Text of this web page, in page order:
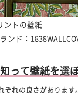
ントの壁紙
ンド：
って壁紙を選
れの良さがあります。